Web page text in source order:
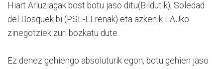
Hiart Arluziagak bost botu jaso ditu(Bildutik), Soledad
del Bosquek bi (PSE-EErenak) eta azkenik EAJko
zinegotziek zuri bozkatu dute.
Ez denez gehiengo absoluturik egon, botu gehien jaso